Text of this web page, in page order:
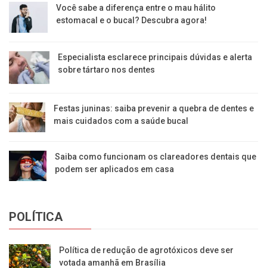
Você sabe a diferença entre o mau hálito
estomacal e o bucal? Descubra agora!
Especialista esclarece principais dúvidas e alerta
sobre tártaro nos dentes
Festas juninas: saiba prevenir a quebra de dentes e
mais cuidados com a saúde bucal
Saiba como funcionam os clareadores dentais que
podem ser aplicados em casa
POLÍTICA
Política de redução de agrotóxicos deve ser
votada amanhã em Brasília